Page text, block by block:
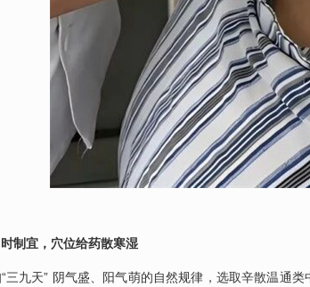
制宜，穴位给药散寒湿
三九天” 阴气盛、阳气萌的自然规律，选取辛散温通